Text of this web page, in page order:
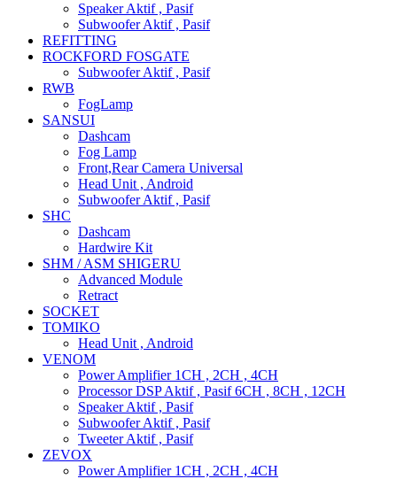
Speaker Aktif , Pasif
Subwoofer Aktif , Pasif
REFITTING
ROCKFORD FOSGATE
Subwoofer Aktif , Pasif
RWB
FogLamp
SANSUI
Dashcam
Fog Lamp
Front,Rear Camera Universal
Head Unit , Android
Subwoofer Aktif , Pasif
SHC
Dashcam
Hardwire Kit
SHM / ASM SHIGERU
Advanced Module
Retract
SOCKET
TOMIKO
Head Unit , Android
VENOM
Power Amplifier 1CH , 2CH , 4CH
Processor DSP Aktif , Pasif 6CH , 8CH , 12CH
Speaker Aktif , Pasif
Subwoofer Aktif , Pasif
Tweeter Aktif , Pasif
ZEVOX
Power Amplifier 1CH , 2CH , 4CH